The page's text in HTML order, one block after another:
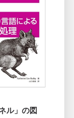
ル」の図